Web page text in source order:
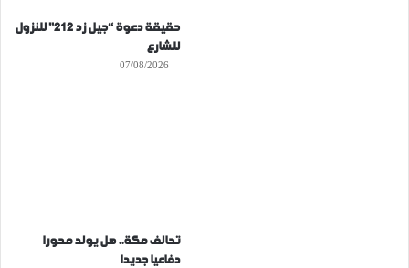
حقيقة دعوة “جيل زد 212” للنزول
للشارع
07/08/2026
تحالف مكة.. هل يولد محورا
دفاعيا جديدا